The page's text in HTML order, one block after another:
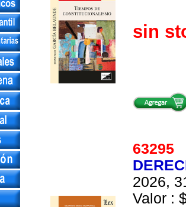
sin
63295
2026,
Valor :